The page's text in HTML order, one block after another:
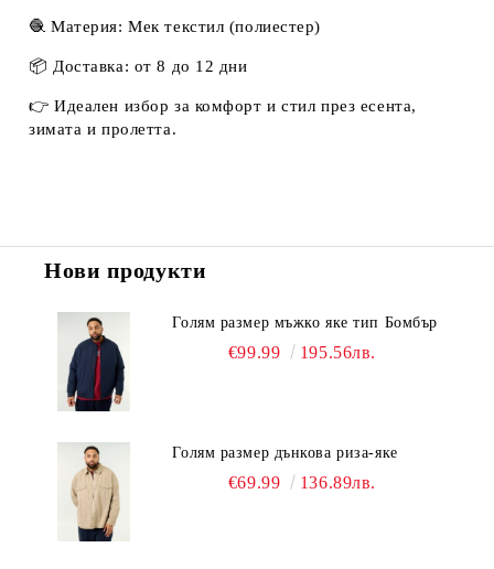
🧶 Материя: Мек текстил (полиестер)
📦 Доставка: от 8 до 12 дни
👉 Идеален избор за комфорт и стил през есента,
зимата и пролетта.
Нови продукти
Голям размер мъжко яке тип Бомбър
€99.99 195.56лв.
Голям размер дънкова риза-яке
€69.99 136.89лв.